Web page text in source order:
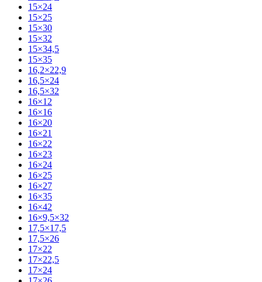
15×24
15×25
15×30
15×32
15×34,5
15×35
16,2×22,9
16,5×24
16,5×32
16×12
16×16
16×20
16×21
16×22
16×23
16×24
16×25
16×27
16×35
16×42
16×9,5×32
17,5×17,5
17,5×26
17×22
17×22,5
17×24